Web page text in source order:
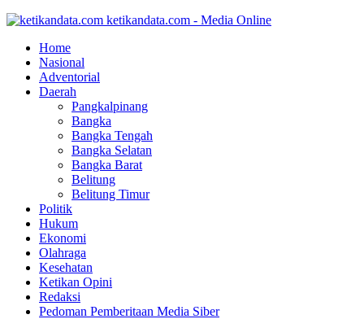
ketikandata.com - Media Online
Home
Nasional
Adventorial
Daerah
Pangkalpinang
Bangka
Bangka Tengah
Bangka Selatan
Bangka Barat
Belitung
Belitung Timur
Politik
Hukum
Ekonomi
Olahraga
Kesehatan
Ketikan Opini
Redaksi
Pedoman Pemberitaan Media Siber